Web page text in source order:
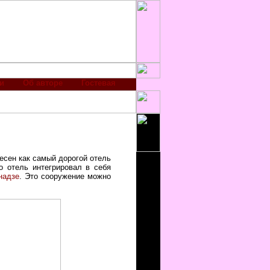
Об авторе Гостевая
как самый дорогой отель
отель интегрировал в себя
. Это сооружение можно